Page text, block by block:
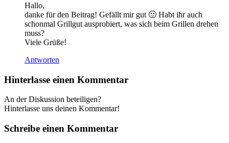
Hallo,
danke für den Beitrag! Gefällt mir gut 🙂 Habt ihr auch
schonmal Grillgut ausprobiert, was sich beim Grillen drehen
muss?
Viele Grüße!
Antworten
Hinterlasse einen Kommentar
An der Diskussion beteiligen?
Hinterlasse uns deinen Kommentar!
Schreibe einen Kommentar